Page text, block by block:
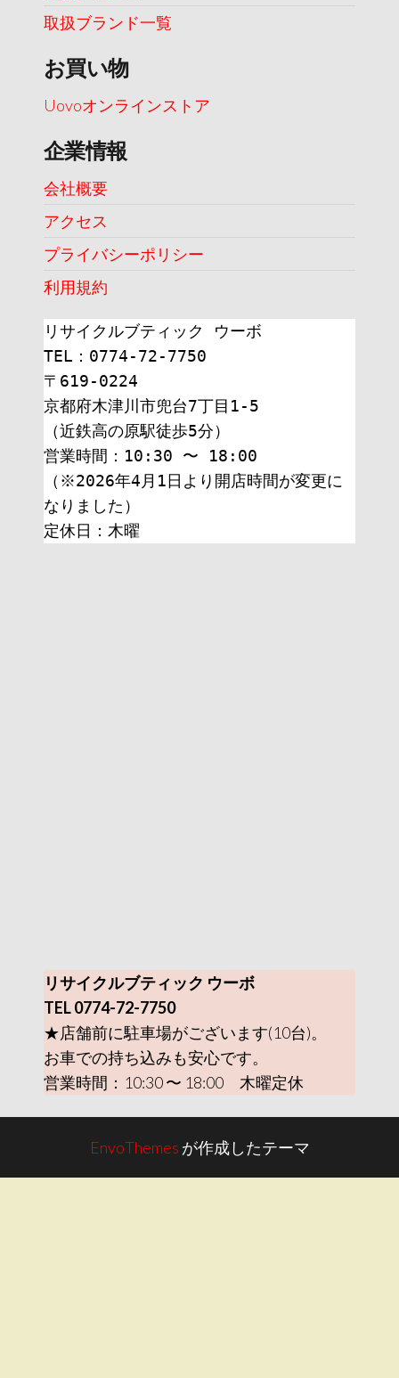
取扱ブランド一覧
お買い物
Uovoオンラインストア
企業情報
会社概要
アクセス
プライバシーポリシー
利用規約
リサイクルブティック ウーボ
TEL：0774-72-7750
〒619-0224
京都府木津川市兜台7丁目1-5
（近鉄高の原駅徒歩5分）
営業時間：10:30 〜 18:00
（※2026年4月1日より開店時間が変更に
なりました）
定休日：木曜
リサイクルブティック ウーボ
TEL 0774-72-7750
★店舗前に駐車場がございます(10台)。
お車での持ち込みも安心です。
営業時間：10:30 〜 18:00 木曜定休
EnvoThemes が作成したテーマ